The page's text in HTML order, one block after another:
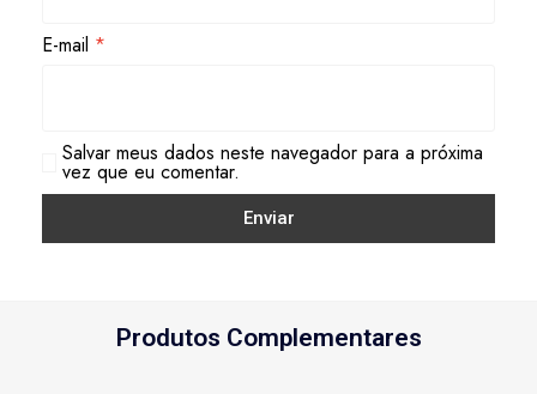
E-mail *
Salvar meus dados neste navegador para a próxima
vez que eu comentar.
Produtos Complementares